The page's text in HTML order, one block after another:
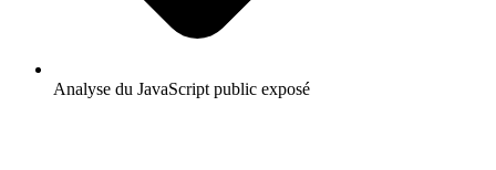
Analyse du JavaScript public exposé